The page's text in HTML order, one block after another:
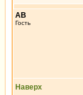
АВ
Гость
Наверх